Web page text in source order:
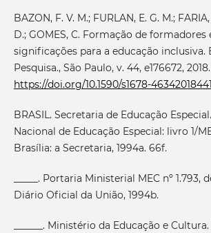
BAZON, F. V. M.; FURLAN, E. G. M.;
D.; GOMES, C. Formação de formadores
significações para a educação inclusiva.
Pesquisa., São Paulo, v. 44, e176672,
https://doi.org/10.1590/s1678-
BRASIL. Secretaria de Educação
Nacional de Educação Especial: livro 1/
Brasília: a Secretaria, 1994a. 66f.
_____. Portaria Ministerial MEC nº 1.793,
Diário Oficial da União, 1994b.
______. Ministério da Educação e